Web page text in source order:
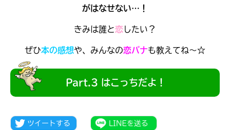
がはなせない…！
きみは誰と恋 したい？
ぜひ本の感想や、みんなの恋バナも教えてね～☆
Part.3 はこっちだよ！